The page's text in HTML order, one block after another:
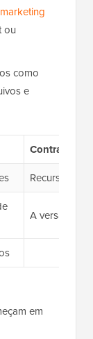
ou
como
e
Contras do
Recursos de
A versão
em